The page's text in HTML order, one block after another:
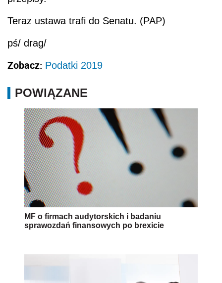
Teraz ustawa trafi do Senatu. (PAP)
pś/ drag/
Zobacz: Podatki 2019
POWIĄZANE
MF o firmach audytorskich i badaniu
sprawozdań finansowych po brexicie